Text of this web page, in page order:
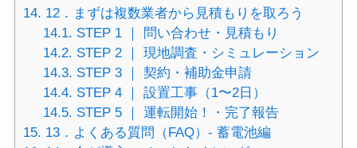
14. 12．まずは複数業者から見積もりを取ろう
14.1. STEP 1 ｜ 問い合わせ・見積もり
14.2. STEP 2 ｜ 現地調査・シミュレーション
14.3. STEP 3 ｜ 契約・補助金申請
14.4. STEP 4 ｜ 設置工事（1〜2日）
14.5. STEP 5 ｜ 運転開始！・完了報告
15. 13．よくある質問（FAQ）- 蓄電池編